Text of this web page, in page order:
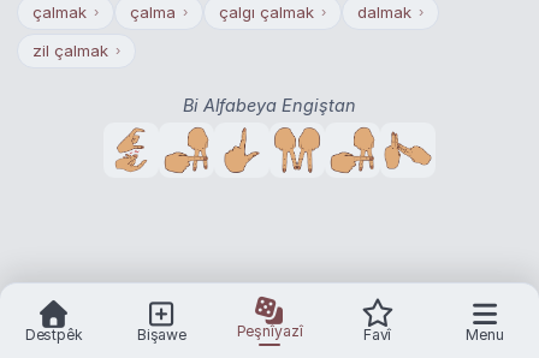
çalmak › çalma › çalgı çalmak › dalmak ›
zil çalmak ›
Bi Alfabeya Engiştan
Destpêk Bişawe Peşnîyazî Favî Menu